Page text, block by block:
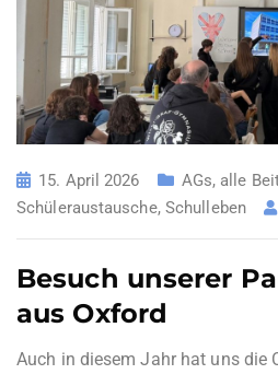
15. April 2026 AGs, alle
Schüleraustausche, Schulleben
Besuch unserer
aus Oxford
Auch in diesem Jahr hat uns die